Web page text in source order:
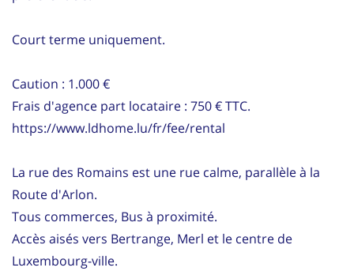
Court terme uniquement.
Caution : 1.000 €
Frais d'agence part locataire : 750 € TTC.
https://www.ldhome.lu/fr/fee/rental
La rue des Romains est une rue calme, parallèle à la
Route d'Arlon.
Tous commerces, Bus à proximité.
Accès aisés vers Bertrange, Merl et le centre de
Luxembourg-ville.